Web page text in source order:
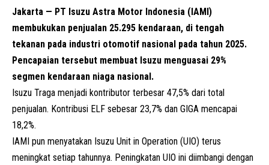
Jakarta — PT Isuzu Astra Motor Indonesia (IAMI)
membukukan penjualan 25.295 kendaraan, di tengah
tekanan pada industri otomotif nasional pada tahun 2025.
Pencapaian tersebut membuat Isuzu menguasai 29%
segmen kendaraan niaga nasional.
Isuzu Traga menjadi kontributor terbesar 47,5% dari total
penjualan. Kontribusi ELF sebesar 23,7% dan GIGA mencapai
18,2%.
IAMI pun menyatakan Isuzu Unit in Operation (UIO) terus
meningkat setiap tahunnya. Peningkatan UIO ini diimbangi dengan